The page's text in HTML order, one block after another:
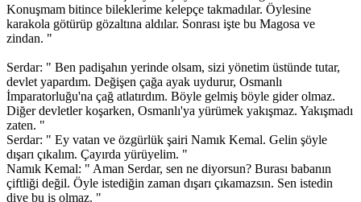
Konuşmam bitince bileklerime kelepçe takmadılar. Öylesine
karakola götürüp gözaltına aldılar. Sonrası işte bu Magosa ve
zindan. "
Serdar: " Ben padişahın yerinde olsam, sizi yönetim üstünde tutar,
devlet yapardım. Değişen çağa ayak uydurur, Osmanlı
İmparatorluğu'na çağ atlatırdım. Böyle gelmiş böyle gider olmaz.
Diğer devletler koşarken, Osmanlı'ya yürümek yakışmaz. Yakışmadı
zaten. "
Serdar: " Ey vatan ve özgürlük şairi Namık Kemal. Gelin şöyle
dışarı çıkalım. Çayırda yürüyelim. "
Namık Kemal: " Aman Serdar, sen ne diyorsun? Burası babanın
çiftliği değil. Öyle istediğin zaman dışarı çıkamazsın. Sen istedin
diye bu iş olmaz. "